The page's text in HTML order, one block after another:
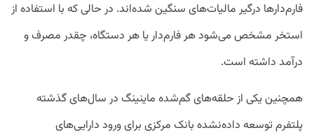
فارم‌دارها درگیر مالیات‌های سنگین شده‌اند. در حالی که با استفاده از
استخر مشخص می‌شود هر فارم‌دار یا هر دستگاه، چقدر مصرف و
درآمد داشته است.
همچنین یکی از حلقه‌های گم‌شده ماینینگ در سال‌های گذشته
پلتفرم توسعه داده‌نشده بانک مرکزی برای ورود دارایی‌های